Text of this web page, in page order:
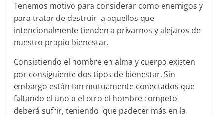
Tenemos motivo para considerar como enemigos y
para tratar de destruir a aquellos que
intencionalmente tienden a privarnos y alejaros de
nuestro propio bienestar.
Consistiendo el hombre en alma y cuerpo existen
por consiguiente dos tipos de bienestar. Sin
embargo están tan mutuamente conectados que
faltando el uno o el otro el hombre competo
deberá sufrir, teniendo que padecer más en la